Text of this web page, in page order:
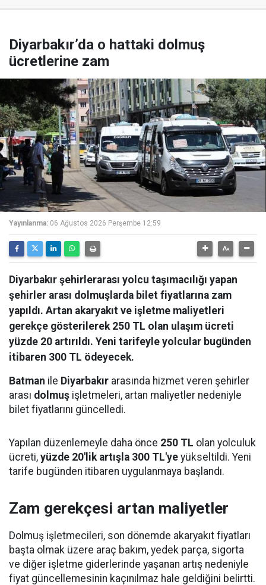
Diyarbakır’da o hattaki dolmuş
ücretlerine zam
Yayınlanma: 06 Ağustos 2026 Perşembe 12:59
Diyarbakır şehirlerarası yolcu taşımacılığı yapan
şehirler arası dolmuşlarda bilet fiyatlarına zam
yapıldı. Artan akaryakıt ve işletme maliyetleri
gerekçe gösterilerek 250 TL olan ulaşım ücreti
yüzde 20 artırıldı. Yeni tarifeyle yolcular bugünden
itibaren 300 TL ödeyecek.
Batman ile Diyarbakır arasında hizmet veren şehirler
arası dolmuş işletmeleri, artan maliyetler nedeniyle
bilet fiyatlarını güncelledi.
Yapılan düzenlemeyle daha önce 250 TL olan yolculuk
ücreti, yüzde 20'lik artışla 300 TL'ye yükseltildi. Yeni
tarife bugünden itibaren uygulanmaya başlandı.
Zam gerekçesi artan maliyetler
Dolmuş işletmecileri, son dönemde akaryakıt fiyatları
başta olmak üzere araç bakım, yedek parça, sigorta
ve diğer işletme giderlerinde yaşanan artış nedeniyle
fiyat güncellemesinin kaçınılmaz hale geldiğini belirtti.